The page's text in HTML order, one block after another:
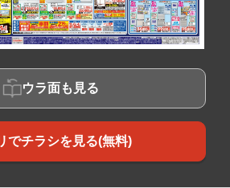
ウラ面も見る
でチラシを見る(無料)